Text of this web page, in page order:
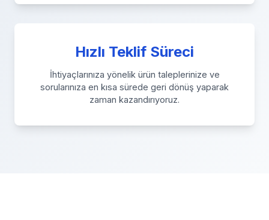
Hızlı Teklif Süreci
İhtiyaçlarınıza yönelik ürün taleplerinize ve
sorularınıza en kısa sürede geri dönüş yaparak
zaman kazandırıyoruz.